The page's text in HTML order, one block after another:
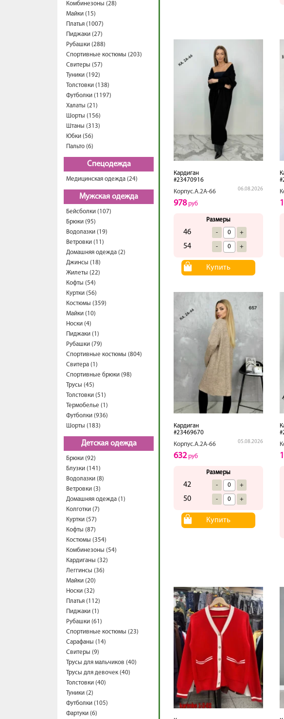
Комбинезоны (28)
Майки (15)
Платья (1007)
Пиджаки (27)
Рубашки (288)
Спортивные костюмы (203)
Свитеры (57)
Туники (192)
Толстовки (138)
Футболки (1197)
Халаты (21)
Шорты (156)
Штаны (313)
Юбки (56)
Пальто (6)
Спецодежда
Медицинская одежда (24)
Мужская одежда
Бейсболки (107)
Брюки (95)
Водолазки (19)
Ветровки (11)
Домашняя одежда (2)
Джинсы (18)
Жилеты (22)
Кофты (54)
Куртки (56)
Костюмы (359)
Майки (10)
Носки (4)
Пиджаки (1)
Рубашки (79)
Спортивные костюмы (804)
Свитера (1)
Спортивные брюки (98)
Трусы (45)
Толстовки (51)
Термобелье (1)
Футболки (936)
Шорты (183)
Детская одежда
Брюки (92)
Блузки (141)
Водолазки (8)
Ветровки (3)
Домашняя одежда (1)
Колготки (7)
Куртки (57)
Кофты (87)
Костюмы (354)
Комбинезоны (54)
Кардиганы (32)
Леггинсы (36)
Майки (20)
Носки (32)
Платья (112)
Пиджаки (1)
Рубашки (61)
Спортивные костюмы (23)
Сарафаны (14)
Свитеры (9)
Трусы для мальчиков (40)
Трусы для девочек (40)
Толстовки (40)
Туники (2)
Футболки (105)
Фартуки (6)
Кардиган
#23470916
Корпус.А.2А-66
06.08.2026
978руб
Размеры
46 - +
54 - +
Купить
Кардиган
#23469670
Корпус.А.2А-66
05.08.2026
632руб
Размеры
42 - +
50 - +
Купить